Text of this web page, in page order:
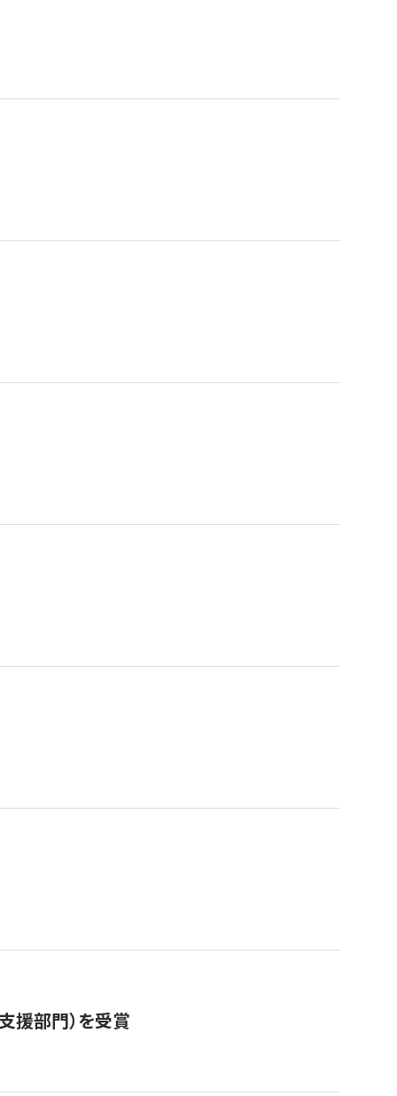
援部門）を受賞